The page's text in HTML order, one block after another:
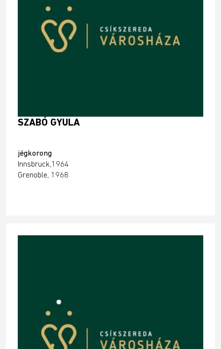
SZABÓ GYULA
jégkorong
Innsbruck,1964
Grenoble, 1968